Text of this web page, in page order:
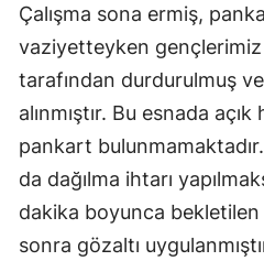
Çalışma sona ermiş,
vaziyetteyken
tarafından durdurulmuş
alınmıştır. Bu esnada
pankart
da dağılma ihtarı
dakika boyunca
sonra gözaltı